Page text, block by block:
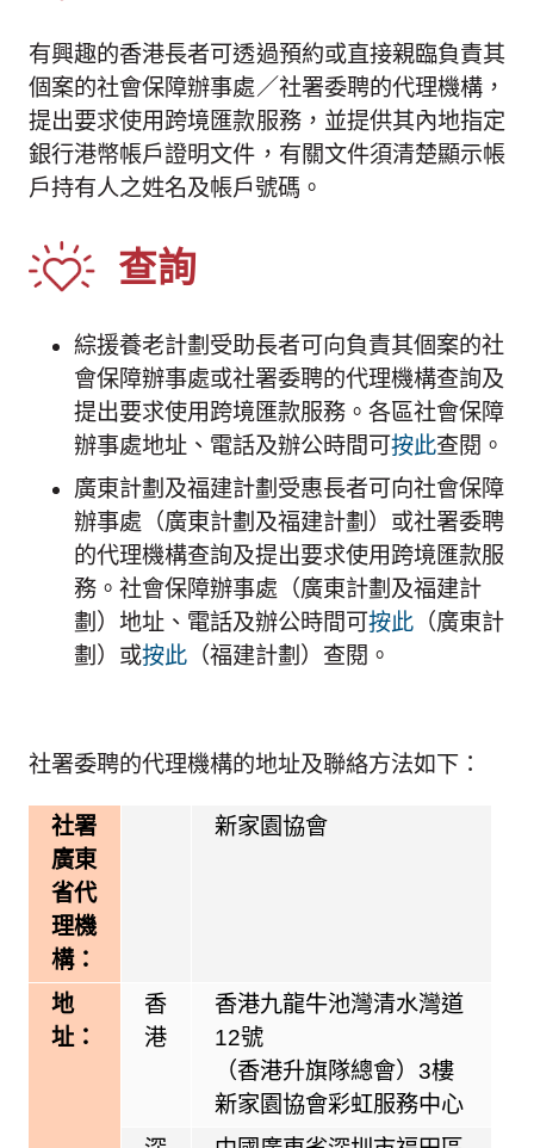
有興趣的香港長者可透過預約或直接親臨負責其
個案的社會保障辦事處／社署委聘的代理機構，
提出要求使用跨境匯款服務，並提供其內地指定
銀行港幣帳戶證明文件，有關文件須清楚顯示帳
戶持有人之姓名及帳戶號碼。
查詢
綜援養老計劃受助長者可向負責其個案的社
會保障辦事處或社署委聘的代理機構查詢及
提出要求使用跨境匯款服務。各區社會保障
辦事處地址、電話及辦公時間可按此查閱。
廣東計劃及福建計劃受惠長者可向社會保障
辦事處（廣東計劃及福建計劃）或社署委聘
的代理機構查詢及提出要求使用跨境匯款服
務。社會保障辦事處（廣東計劃及福建計
劃）地址、電話及辦公時間可按此 （廣東計
劃）或按此 （福建計劃）查閱。
社署委聘的代理機構的地址及聯絡方法如下：
社署
廣東
省代
理機
構：
新家園協會
地
址：
香
港
香港九龍牛池灣清水灣道
12號
（香港升旗隊總會）3樓
新家園協會彩虹服務中心